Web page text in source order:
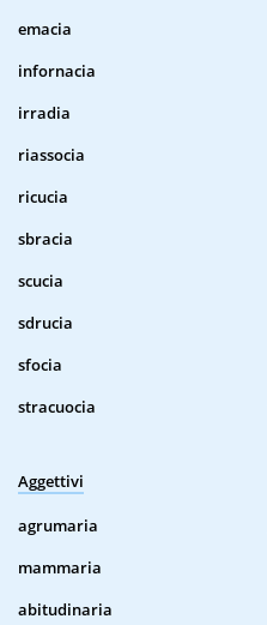
emacia
infornacia
irradia
riassocia
ricucia
sbracia
scucia
sdrucia
sfocia
stracuocia
Aggettivi
agrumaria
mammaria
abitudinaria